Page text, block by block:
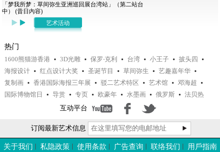
「梦我所梦：草间弥生亚洲巡回展台湾站」（第二站台
中） (昔日內容)
艺术活动
热门
1600熊猫游香港 3D光雕 保罗‧克利 台湾 小王子
披头四
海报设计
红点设计大奖 圣诞节目 草间弥生
艺趣嘉年华
复制画
香港国际海报三年展 驳二艺术特区 艺术馆
邓海超
国际博物馆日
导赏 专页 欧豪年 水墨画 俄罗斯
法贝热
互动平台
订阅最新艺术信息
关于我们 私隐政策 使用条款 广告查询 联络我们 用戶指南